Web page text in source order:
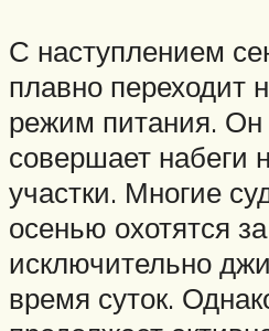
С наступлением
плавно переходит
режим питания. Он
совершает набеги
участки. Многие
осенью охотятся
исключительно
время суток.